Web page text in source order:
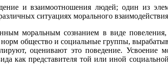
и взаимоотношения людей; один из
ситуациях морального
моральным сознанием в виде
общество и социальные группы,
оценивают это поведение. Усвоение
как представителя той или иной